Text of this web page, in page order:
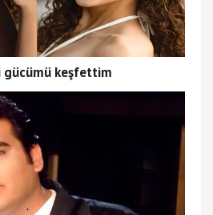
gücümü keşfettim